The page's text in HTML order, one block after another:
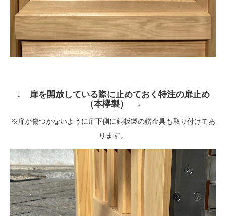
↓ 扉を開放している際に止めておく特注の扉止め
（本欅製） ↓
※扉が傷つかないように扉下側に銅板製の錺金具も取り付けてあ
ります。